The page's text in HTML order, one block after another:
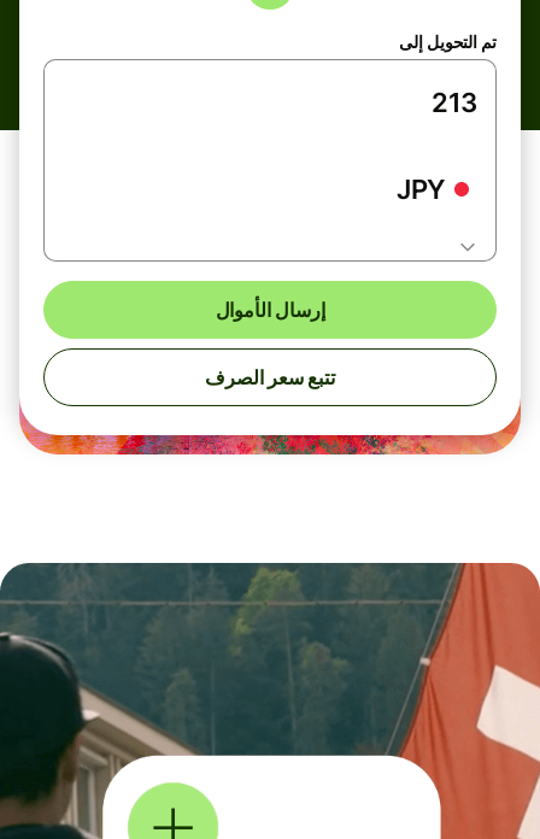
تم التحويل إلى
JPY
إرسال الأموال
تتبع سعر الصرف